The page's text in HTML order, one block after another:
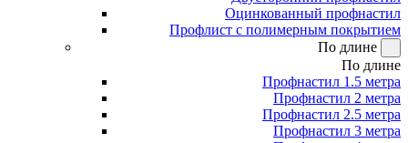
Оцинкованный профнастил
Профлист с полимерным покрытием
По длине
По длине
Профнастил 1.5 метра
Профнастил 2 метра
Профнастил 2.5 метра
Профнастил 3 метра